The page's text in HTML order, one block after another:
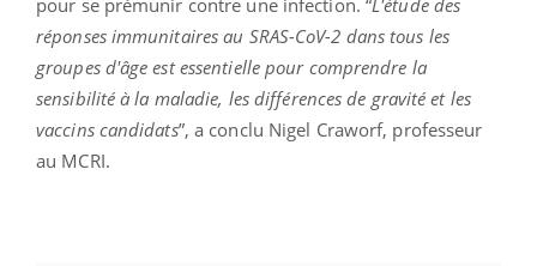
pour se prémunir contre une infection. “L'étude des
réponses immunitaires au SRAS-CoV-2 dans tous les
groupes d'âge est essentielle pour comprendre la
sensibilité à la maladie, les différences de gravité et les
vaccins candidats”, a conclu Nigel Craworf, professeur
au MCRI.